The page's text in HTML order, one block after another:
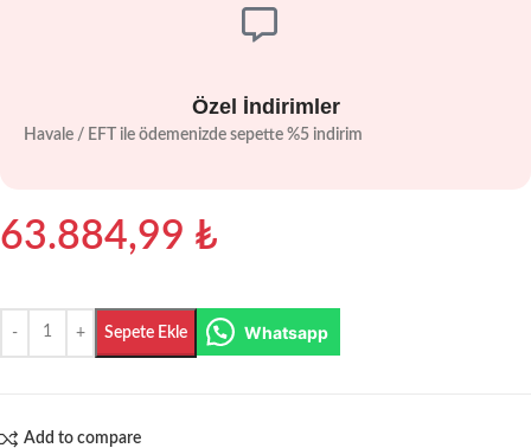
Özel İndirimler
Havale / EFT ile ödemenizde sepette %5 indirim
63.884,99 ₺
Sepete Ekle Whatsapp
Add to compare